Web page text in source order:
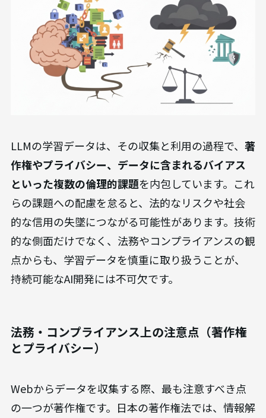
LLMの学習データは、その収集と利用の過程で、 著
作権やプライバシー、データに含まれるバイアス
といった複数の倫理的課題を内包しています。これ
らの課題への配慮を怠ると、法的なリスクや社会
的な信用の失墜につながる可能性があります。技術
的な側面だけでなく、法務やコンプライアンスの観
点からも、学習データを慎重に取り扱うことが、
持続可能なAI開発には不可欠です。
法務・コンプライアンス上の注意点（著作権
とプライバシー）
Webからデータを収集する際、最も注意すべき点
の一つが著作権です。日本の著作権法では、情報解